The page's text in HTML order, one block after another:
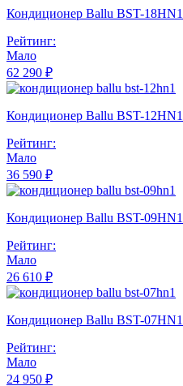
Кондиционер Ballu BST-18HN1
Рейтинг:
Мало
62 290 ₽
Кондиционер Ballu BST-12HN1
Рейтинг:
Мало
36 590 ₽
Кондиционер Ballu BST-09HN1
Рейтинг:
Мало
26 610 ₽
Кондиционер Ballu BST-07HN1
Рейтинг:
Мало
24 950 ₽